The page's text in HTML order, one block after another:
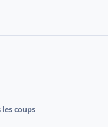
coups